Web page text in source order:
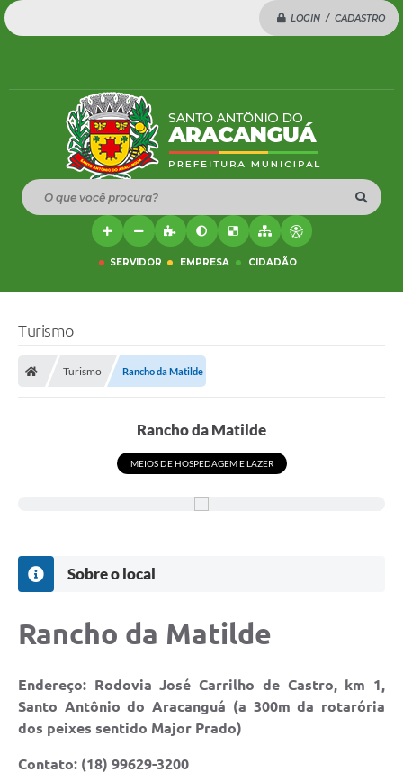
LOGIN / CADASTRO
O que você procura?
SERVIDOR EMPRESA CIDADÃO
Turismo
Turismo Rancho da Matilde
Rancho da Matilde
MEIOS DE HOSPEDAGEM E LAZER
Sobre o local
Rancho da Matilde
Endereço: Rodovia José Carrilho de Castro, km 1,
Santo Antônio do Aracanguá (a 300m da rotarória
dos peixes sentido Major Prado)
Contato: (18) 99629-3200